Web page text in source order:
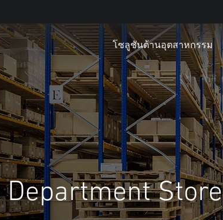
โซลูชันด้านอุตสาหกรรม
Department Store